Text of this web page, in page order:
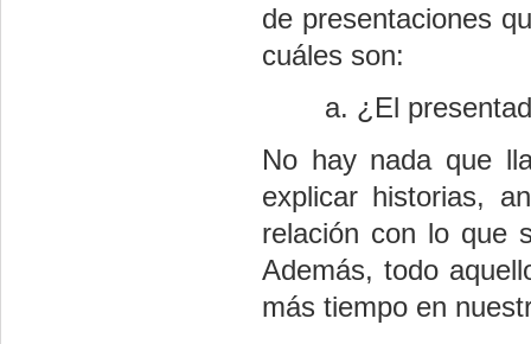
de presentaciones
cuáles son:
¿El
No hay nada que
explicar historias,
relación con lo que
Además, todo
más tiempo en